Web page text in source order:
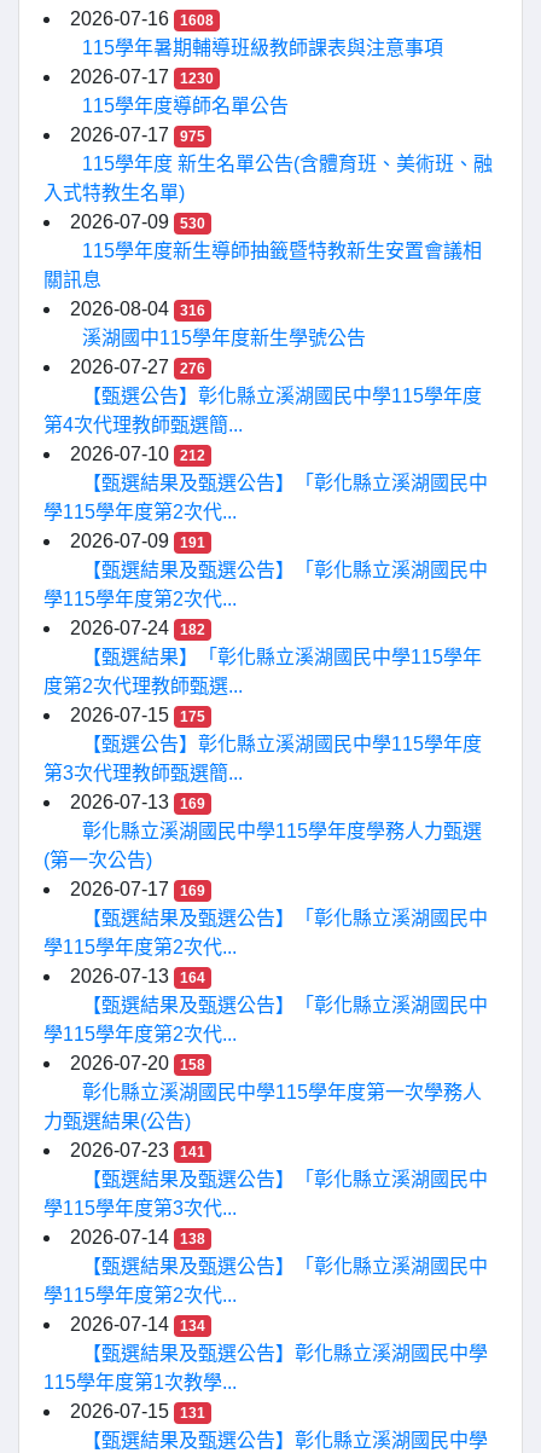
2026-07-16
1608
115學年暑期輔導班級教師課表與注意事項
2026-07-17
1230
115學年度導師名單公告
2026-07-17
975
115學年度 新生名單公告(含體育班、美術班、融
入式特教生名單)
2026-07-09
530
115學年度新生導師抽籤暨特教新生安置會議相
關訊息
2026-08-04
316
溪湖國中115學年度新生學號公告
2026-07-27
276
【甄選公告】彰化縣立溪湖國民中學115學年度
第4次代理教師甄選簡...
2026-07-10
212
【甄選結果及甄選公告】「彰化縣立溪湖國民中
學115學年度第2次代...
2026-07-09
191
【甄選結果及甄選公告】「彰化縣立溪湖國民中
學115學年度第2次代...
2026-07-24
182
【甄選結果】「彰化縣立溪湖國民中學115學年
度第2次代理教師甄選...
2026-07-15
175
【甄選公告】彰化縣立溪湖國民中學115學年度
第3次代理教師甄選簡...
2026-07-13
169
彰化縣立溪湖國民中學115學年度學務人力甄選
(第一次公告)
2026-07-17
169
【甄選結果及甄選公告】「彰化縣立溪湖國民中
學115學年度第2次代...
2026-07-13
164
【甄選結果及甄選公告】「彰化縣立溪湖國民中
學115學年度第2次代...
2026-07-20
158
彰化縣立溪湖國民中學115學年度第一次學務人
力甄選結果(公告)
2026-07-23
141
【甄選結果及甄選公告】「彰化縣立溪湖國民中
學115學年度第3次代...
2026-07-14
138
【甄選結果及甄選公告】「彰化縣立溪湖國民中
學115學年度第2次代...
2026-07-14
134
【甄選結果及甄選公告】彰化縣立溪湖國民中學
115學年度第1次教學...
2026-07-15
131
【甄選結果及甄選公告】彰化縣立溪湖國民中學